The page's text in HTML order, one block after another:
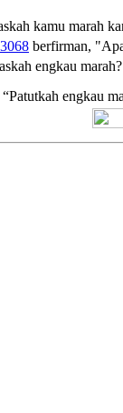
kamu marah
berfirman,
engkau
engkau